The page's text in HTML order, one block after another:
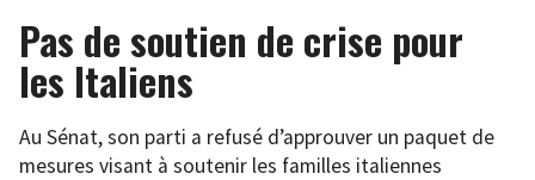
Pas de soutien de crise pour
les Italiens
Au Sénat, son parti a refusé d’approuver un paquet de
mesures visant à soutenir les familles italiennes